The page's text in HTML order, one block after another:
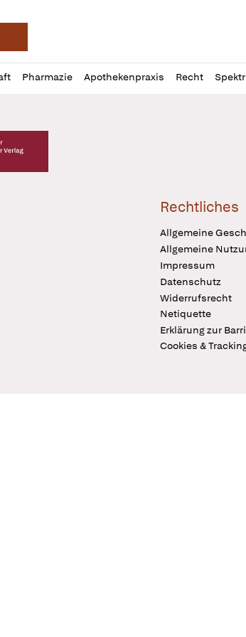
Pharmazie Apothekenpraxis Recht
Verlag Logo
Rechtliches
Allgemeine
Allgemeine
Impressum
Datenschutz
Widerrufsrecht
Netiquette
Erklärung zur
Cookies &